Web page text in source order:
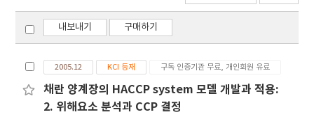
내보내기 구매하기
2005.12 KCI 등재 구독 인증기관 무료, 개인회원 유료
채란 양계장의 HACCP system 모델 개발과 적용:
2. 위해요소 분석과 CCP 결정